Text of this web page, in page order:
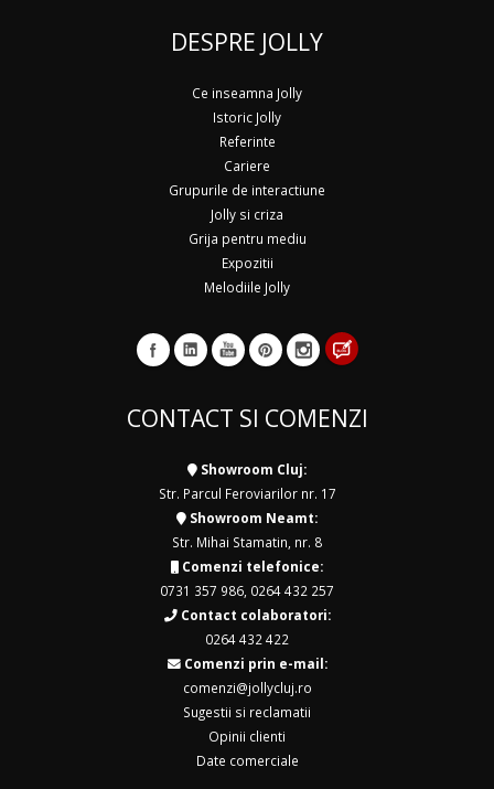
DESPRE JOLLY
Ce inseamna Jolly
Istoric Jolly
Referinte
Cariere
Grupurile de interactiune
Jolly si criza
Grija pentru mediu
Expozitii
Melodiile Jolly
CONTACT SI COMENZI
Showroom Cluj:
Str. Parcul Feroviarilor nr. 17
Showroom Neamt:
Str. Mihai Stamatin, nr. 8
Comenzi telefonice:
0731 357 986, 0264 432 257
Contact colaboratori:
0264 432 422
Comenzi prin e-mail:
comenzi@jollycluj.ro
Sugestii si reclamatii
Opinii clienti
Date comerciale